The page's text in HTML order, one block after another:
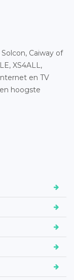
Caiway of
XS4ALL,
en TV
hoogste